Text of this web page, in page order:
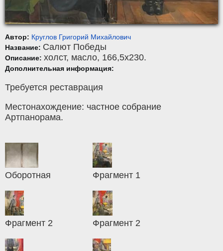
Автор: Круглов Григорий Михайлович
Название: Салют Победы
Описание: холст, масло, 166,5x230.
Дополнительная информация:
Требуется реставрация
Местонахождение: частное собрание
Артпанорама.
Оборотная Фрагмент 1
Фрагмент 2 Фрагмент 2